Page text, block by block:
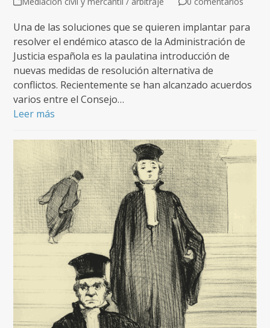
Una de las soluciones que se quieren implantar para
resolver el endémico atasco de la Administración de
Justicia española es la paulatina introducción de
nuevas medidas de resolución alternativa de
conflictos. Recientemente se han alcanzado acuerdos
varios entre el Consejo…
Leer más